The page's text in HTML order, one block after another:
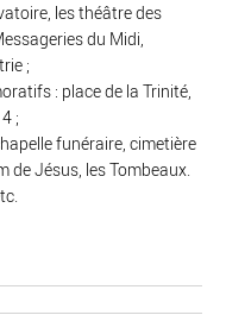
les théâtre des
du Midi,
;
: place de la Trinité,
;
funéraire, cimetière
de Jésus, les Tombeaux.